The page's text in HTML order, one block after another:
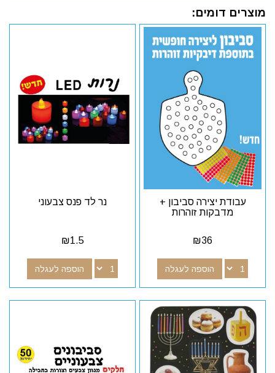
מוצרים דומים:
עבודת יצירה סביבון +
מדבקות זוהרות
₪36
הוספה לעגלה
נר לד פנס צבעוני
₪1.5
הוספה לעגלה